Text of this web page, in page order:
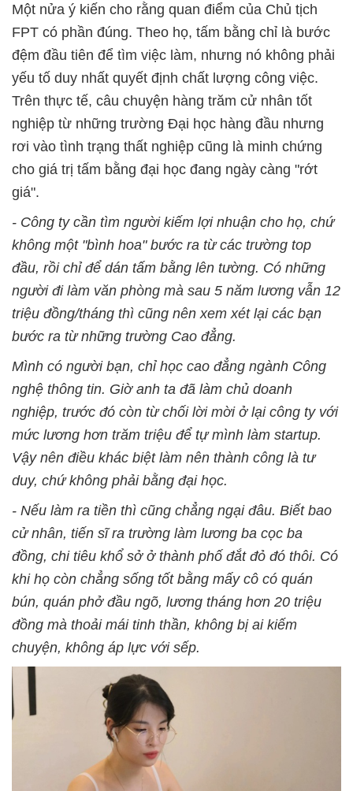
Một nửa ý kiến cho rằng quan điểm của Chủ tịch
FPT có phần đúng. Theo họ, tấm bằng chỉ là bước
đệm đầu tiên để tìm việc làm, nhưng nó không phải
yếu tố duy nhất quyết định chất lượng công việc.
Trên thực tế, câu chuyện hàng trăm cử nhân tốt
nghiệp từ những trường Đại học hàng đầu nhưng
rơi vào tình trạng thất nghiệp cũng là minh chứng
cho giá trị tấm bằng đại học đang ngày càng "rớt
giá".
- Công ty cần tìm người kiếm lợi nhuận cho họ, chứ
không một "bình hoa" bước ra từ các trường top
đầu, rồi chỉ để dán tấm bằng lên tường. Có những
người đi làm văn phòng mà sau 5 năm lương vẫn 12
triệu đồng/tháng thì cũng nên xem xét lại các bạn
bước ra từ những trường Cao đẳng.
Mình có người bạn, chỉ học cao đẳng ngành Công
nghệ thông tin. Giờ anh ta đã làm chủ doanh
nghiệp, trước đó còn từ chối lời mời ở lại công ty với
mức lương hơn trăm triệu để tự mình làm startup.
Vậy nên điều khác biệt làm nên thành công là tư
duy, chứ không phải bằng đại học.
- Nếu làm ra tiền thì cũng chẳng ngại đâu. Biết bao
cử nhân, tiến sĩ ra trường làm lương ba cọc ba
đồng, chi tiêu khổ sở ở thành phố đắt đỏ đó thôi. Có
khi họ còn chẳng sống tốt bằng mấy cô có quán
bún, quán phở đầu ngõ, lương tháng hơn 20 triệu
đồng mà thoải mái tinh thần, không bị ai kiếm
chuyện, không áp lực với sếp.